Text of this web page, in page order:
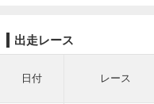
出走レース
日付 レース